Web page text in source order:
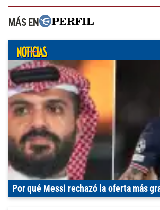
MÁS EN
Por qué Messi rechazó la oferta más